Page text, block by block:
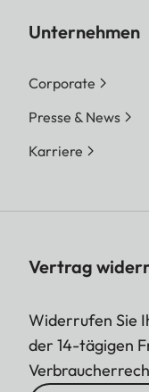
Unternehmen
Corporate
Presse & News
Karriere
Vertrag
Widerrufen Sie
der 14-tägigen